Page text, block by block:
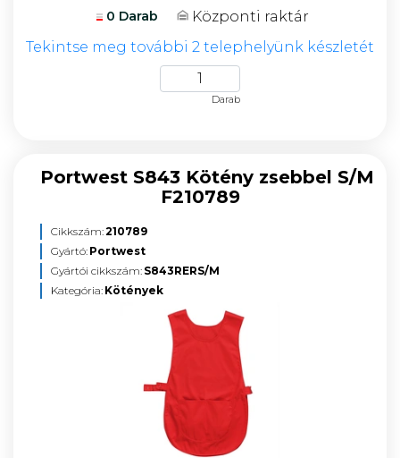
0 Darab
Központi raktár
Tekintse meg további 2 telephelyünk készletét
Darab
Portwest S843 Kötény zsebbel S/M
F210789
Cikkszám:210789
Gyártó: Portwest
Gyártói cikkszám: S843RERS/M
Kategória: Kötények